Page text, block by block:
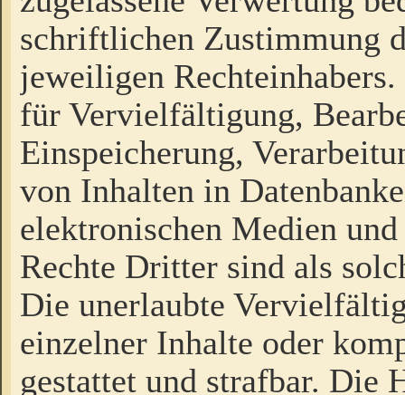
schriftlichen Zustimmung
jeweiligen
für Vervielfältigung,
Einspeicherung,
von Inhalten in
elektronischen Medien
Rechte Dritter sind als
Die unerlaubte
einzelner Inhalte oder
gestattet und strafbar. Die